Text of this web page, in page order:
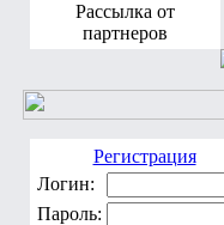
Рассылка от
партнеров
Регистрация
Логин:
Пароль: